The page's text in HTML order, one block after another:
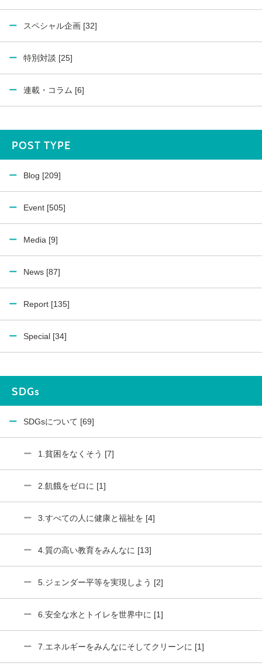
スペシャル企画 [32]
特別対談 [25]
連載・コラム [6]
POST TYPE
Blog [209]
Event [505]
Media [9]
News [87]
Report [135]
Special [34]
SDGs
SDGsについて [69]
1.貧困をなくそう [7]
2.飢餓をゼロに [1]
3.すべての人に健康と福祉を [4]
4.質の高い教育をみんなに [13]
5.ジェンダー平等を実現しよう [2]
6.安全な水とトイレを世界中に [1]
7.エネルギーをみんなにそしてクリーンに [1]